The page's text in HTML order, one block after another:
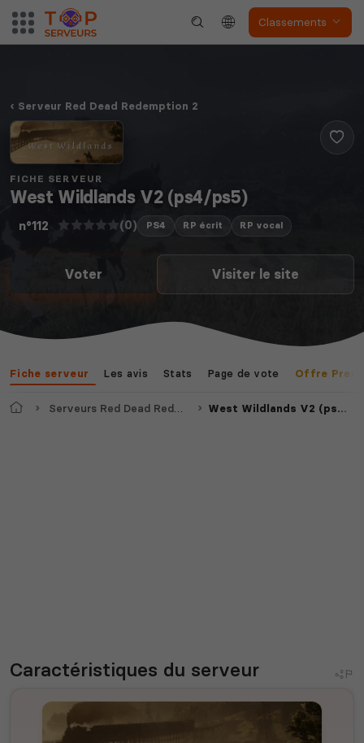
Classements
Serveur Red Dead Redemption 2
FICHE SERVEUR
West Wildlands V2 (ps4/ps5)
n°112 (0) PS4 RP écrit RP vocal
Voter Visiter le site
Fiche serveur Les avis Stats Page de vote Offre
AccueilServeurs Red Dead Redemption 2 West Wildlands V2 (ps4/ps5)
Caractéristiques du serveur